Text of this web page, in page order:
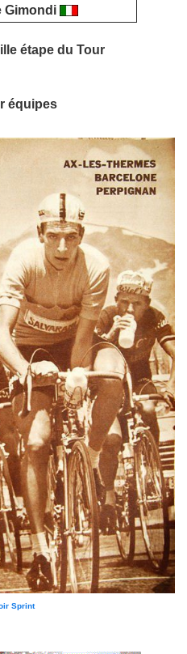
Gimondi
étape du Tour
équipes
Sprint